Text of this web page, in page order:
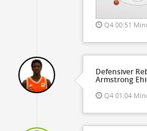
Q4 00:51
Defensiver
Armstrong
Q4 01:04